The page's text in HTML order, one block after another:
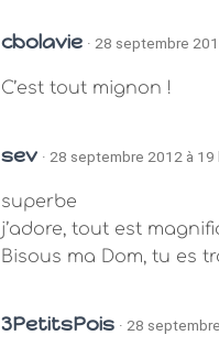
cbolavie · 28 septembre
C’est tout mignon !
sev · 28 septembre 2012 à 19
superbe
j’adore, tout est
Bisous ma Dom, tu es
3PetitsPois · 28